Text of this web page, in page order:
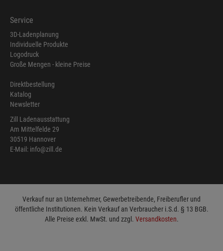
Service
3D-Ladenplanung
Individuelle Produkte
Logodruck
Große Mengen - kleine Preise
Direktbestellung
Katalog
Newsletter
Zill Ladenausstattung
Am Mittelfelde 29
30519 Hannover
E-Mail: info@zill.de
Verkauf nur an Unternehmer, Gewerbetreibende, Freiberufler und
öffentliche Institutionen. Kein Verkauf an Verbraucher i.S.d. § 13 BGB.
Alle Preise exkl. MwSt. und zzgl. Versandkosten.